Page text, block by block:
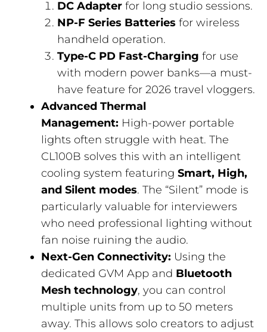
DC Adapter for long studio sessions.
NP-F Series Batteries for wireless
handheld operation.
Type-C PD Fast-Charging for use
with modern power banks—a must-
have feature for 2026 travel vloggers.
Advanced Thermal
Management: High-power portable
lights often struggle with heat. The
CL100B solves this with an intelligent
cooling system featuring Smart, High,
and Silent modes. The “Silent” mode is
particularly valuable for interviewers
who need professional lighting without
fan noise ruining the audio.
Next-Gen Connectivity: Using the
dedicated GVM App and Bluetooth
Mesh technology, you can control
multiple units from up to 50 meters
away. This allows solo creators to adjust